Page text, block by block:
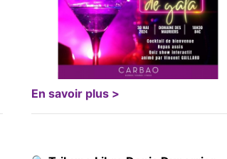
En savoir plus >